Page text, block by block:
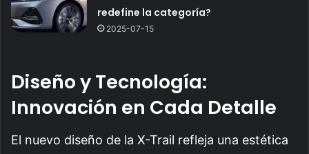
redefine la categoría?
2025-07-15
Diseño y Tecnología:
Innovación en Cada Detalle
El nuevo diseño de la X-Trail refleja una estética